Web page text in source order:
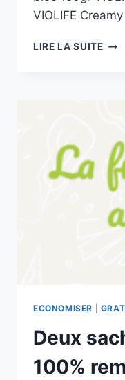
VIOLIFE
LIRE LA SUITEUN
ECONOMISER
Deux
100%